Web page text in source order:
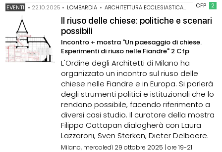
CFP 2
EVENTI • 22.10.2025 • LOMBARDIA • ARCHITETTURA ECCLESIASTICA• RIUSO •
Il riuso delle chiese: politiche e scenari
possibili
Incontro + mostra "Un paesaggio di chiese.
Esperimenti di riuso nelle Fiandre" 2 Cfp
L'Ordine degli Architetti di Milano ha
organizzato un incontro sul riuso delle
chiese nelle Fiandre e in Europa. Si parlerà
degli strumenti politici e istituzionali che lo
rendono possibile, facendo riferimento a
diversi casi studio. Il curatore della mostra
Filippo Cattapan dialogherà con Laura
Lazzaroni, Sven Sterken, Dieter Delbaere.
Milano, mercoledì 29 ottobre 2025 | ore 19-21